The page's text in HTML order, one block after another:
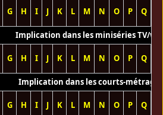
G H I J K L M N O P Q
Implication dans les miniséries TV/
G H I J K L M N O P Q
Implication dans les courts-métrages
G H I J K L M N O P Q